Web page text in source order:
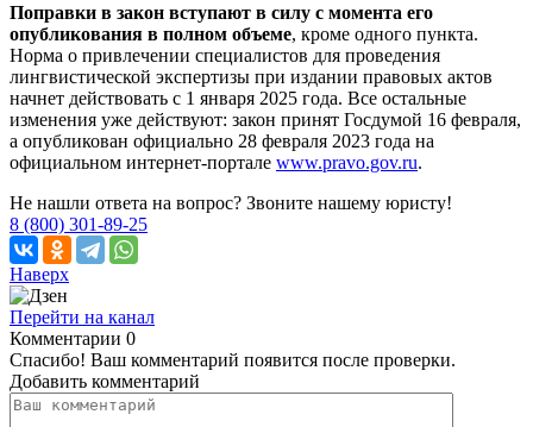
Поправки в закон вступают в силу с момента его
опубликования в полном объеме, кроме одного пункта.
Норма о привлечении специалистов для проведения
лингвистической экспертизы при издании правовых актов
начнет действовать с 1 января 2025 года. Все остальные
изменения уже действуют: закон принят Госдумой 16 февраля,
а опубликован официально 28 февраля 2023 года на
официальном интернет-портале www.pravo.gov.ru.
Не нашли ответа на вопрос? Звоните нашему юристу!
8 (800) 301-89-25
Наверх
Перейти на канал
Комментарии 0
Спасибо! Ваш комментарий появится после проверки.
Добавить комментарий